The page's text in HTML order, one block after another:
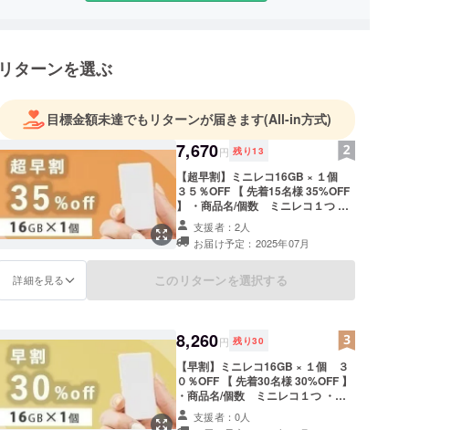
リターンを選ぶ
目標金額未達でもリターンが届きます(All-in方式)
7,670円 残り13
【超早割】ミニレコ16GB × １個
３５％OFF 【 先着15名様 35%OFF
】 ・商品名/個数 ミニレコ１つ ・
希望小売価格 税込 11,800円 ・サ
イズ/重量 2.8 × 5.7 × 0.7cm/13.9g
・素材 外側パーツ: 樹脂 ・使用方
法、使用上の注意事項 充電がある
場合、スイッチを入れると自動で録
際は、一度ご連絡ください）
※16GB、税込み・送料込みの価格で
す ※デザイン・仕様は変更になる可
能性もございます。ご了承ください
※皆様の支援等により量産効率が向
上した場合、正規販売価格が販売予
定価格より下がる可能性もございま
支援者：2人
お届け予定：2025年07月
詳細を見る このリターンを選択する
8,260円 残り30
【早割】ミニレコ16GB × １個 ３
０％OFF 【 先着30名様 30%OFF 】
・商品名/個数 ミニレコ１つ ・希
望小売価格 税込 11,800円 ・サイ
ズ/重量 2.8 × 5.7 × 0.7cm/13.9g ・
支援者：0人